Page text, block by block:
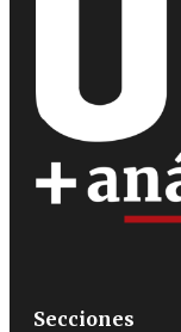
Secciones